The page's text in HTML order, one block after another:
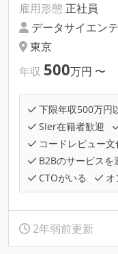
雇用形態 正社員
データサイエン
東京
年収 500万円 〜
下限年収500万円
SIer在籍者歓迎
コードレビュー文
B2Bのサービスを
CTOがいる
オ
2年弱前更新